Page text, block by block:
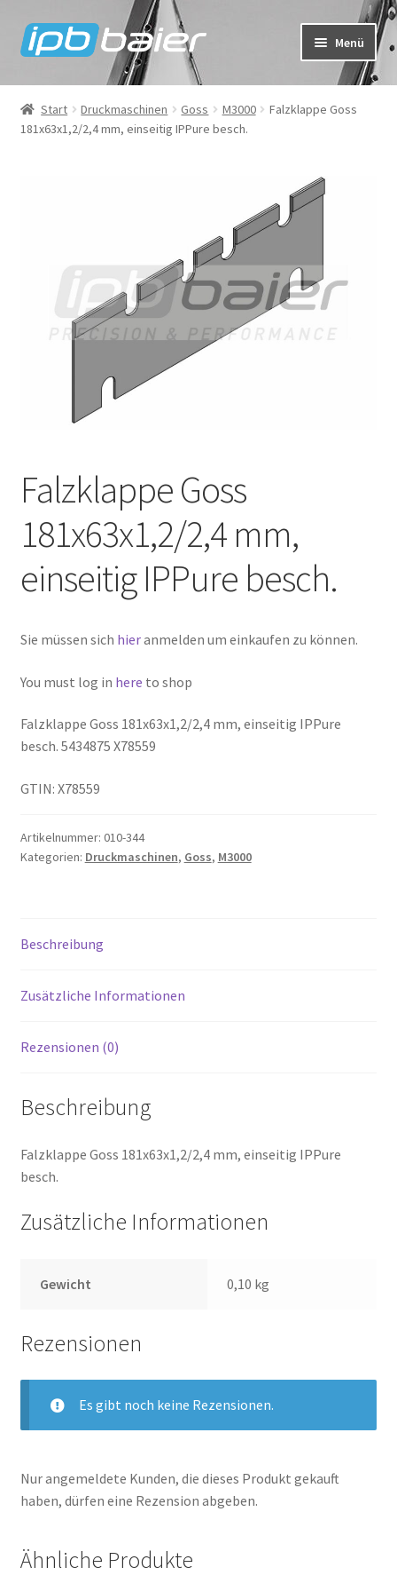
Zur
Navigation
Zum
Inhalt
Menü
Mein Konto
Warenkorb
Start Druckmaschinen Goss M3000
Falzklappe Goss
181x63x1,2/2,4 mm, einseitig IPPure besch.
Falzklappe Goss
181x63x1,2/2,4 mm,
einseitig IPPure besch.
Sie müssen sich hieranmelden um einkaufen zu können.
You must log in here to shop
Falzklappe Goss 181x63x1,2/2,4 mm, einseitig IPPure
besch. 5434875 X78559
GTIN: X78559
Artikelnummer: 010-344
Kategorien: Druckmaschinen, Goss, M3000
Beschreibung
Zusätzliche Informationen
Rezensionen (0)
Beschreibung
Falzklappe Goss 181x63x1,2/2,4 mm, einseitig IPPure
besch.
Zusätzliche Informationen
Gewicht 0,10 kg
Rezensionen
Es gibt noch keine Rezensionen.
Nur angemeldete Kunden, die dieses Produkt gekauft
haben, dürfen eine Rezension abgeben.
Ähnliche Produkte